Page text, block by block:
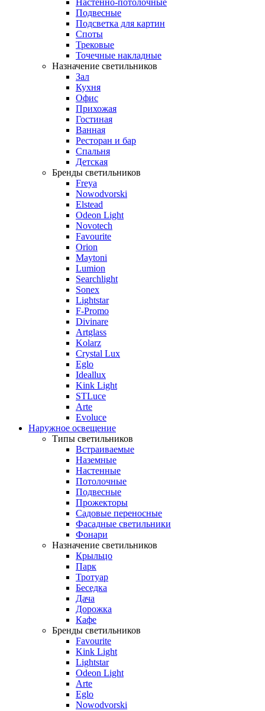
Настенно-потолочные
Подвесные
Подсветка для картин
Споты
Трековые
Точечные накладные
Назначение светильников
Зал
Кухня
Офис
Прихожая
Гостиная
Ванная
Ресторан и бар
Спальня
Детская
Бренды светильников
Freya
Nowodvorski
Elstead
Odeon Light
Novotech
Favourite
Orion
Maytoni
Lumion
Searchlight
Sonex
Lightstar
F-Promo
Divinare
Artglass
Kolarz
Crystal Lux
Eglo
Ideallux
Kink Light
STLuce
Arte
Evoluce
Наружное освещение
Типы светильников
Встраиваемые
Наземные
Настенные
Потолочные
Подвесные
Прожекторы
Садовые переносные
Фасадные светильники
Фонари
Назначение светильников
Крыльцо
Парк
Тротуар
Беседка
Дача
Дорожка
Кафе
Бренды светильников
Favourite
Kink Light
Lightstar
Odeon Light
Arte
Eglo
Nowodvorski